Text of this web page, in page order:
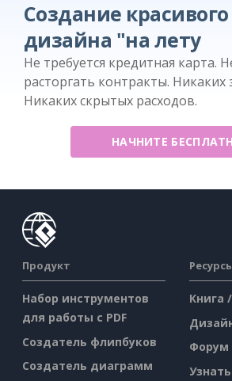
Создание красивого
дизайна "на лету
Не требуется кредитная карта.
расторгать контракты. Никаких
Никаких скрытых расходов.
НАЧНИТЕ
Продукт
Набор инструментов
для работы с PDF
Создатель флипбуков
Создатель диаграмм
Книга
Форум
Узнать